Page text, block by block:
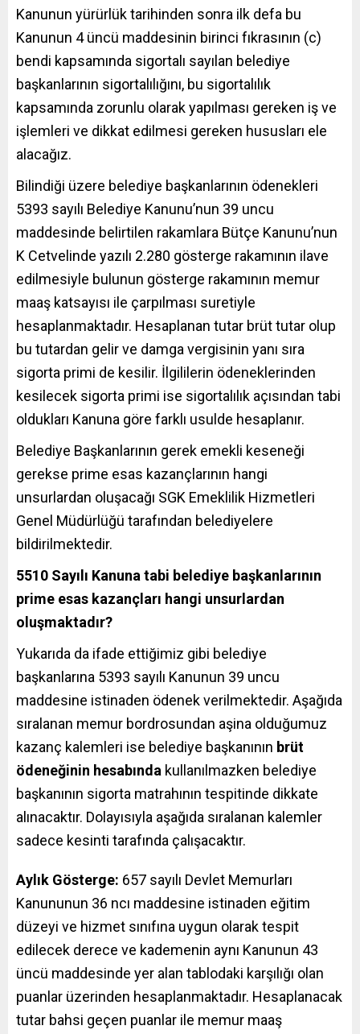
Kanunun yürürlük tarihinden sonra ilk defa bu
Kanunun 4 üncü maddesinin birinci fıkrasının (c)
bendi kapsamında sigortalı sayılan belediye
başkanlarının sigortalılığını, bu sigortalılık
kapsamında zorunlu olarak yapılması gereken iş ve
işlemleri ve dikkat edilmesi gereken hususları ele
alacağız.
Bilindiği üzere belediye başkanlarının ödenekleri
5393 sayılı Belediye Kanunu’nun 39 uncu
maddesinde belirtilen rakamlara Bütçe Kanunu’nun
K Cetvelinde yazılı 2.280 gösterge rakamının ilave
edilmesiyle bulunun gösterge rakamının memur
maaş katsayısı ile çarpılması suretiyle
hesaplanmaktadır. Hesaplanan tutar brüt tutar olup
bu tutardan gelir ve damga vergisinin yanı sıra
sigorta primi de kesilir. İlgililerin ödeneklerinden
kesilecek sigorta primi ise sigortalılık açısından tabi
oldukları Kanuna göre farklı usulde hesaplanır.
Belediye Başkanlarının gerek emekli keseneği
gerekse prime esas kazançlarının hangi
unsurlardan oluşacağı SGK Emeklilik Hizmetleri
Genel Müdürlüğü tarafından belediyelere
bildirilmektedir.
5510 Sayılı Kanuna tabi belediye başkanlarının
prime esas kazançları hangi unsurlardan
oluşmaktadır?
Yukarıda da ifade ettiğimiz gibi belediye
başkanlarına 5393 sayılı Kanunun 39 uncu
maddesine istinaden ödenek verilmektedir. Aşağıda
sıralanan memur bordrosundan aşina olduğumuz
kazanç kalemleri ise belediye başkanının brüt
ödeneğinin hesabında kullanılmazken belediye
başkanının sigorta matrahının tespitinde dikkate
alınacaktır. Dolayısıyla aşağıda sıralanan kalemler
sadece kesinti tarafında çalışacaktır.
Aylık Gösterge: 657 sayılı Devlet Memurları
Kanununun 36 ncı maddesine istinaden eğitim
düzeyi ve hizmet sınıfına uygun olarak tespit
edilecek derece ve kademenin aynı Kanunun 43
üncü maddesinde yer alan tablodaki karşılığı olan
puanlar üzerinden hesaplanmaktadır. Hesaplanacak
tutar bahsi geçen puanlar ile memur maaş